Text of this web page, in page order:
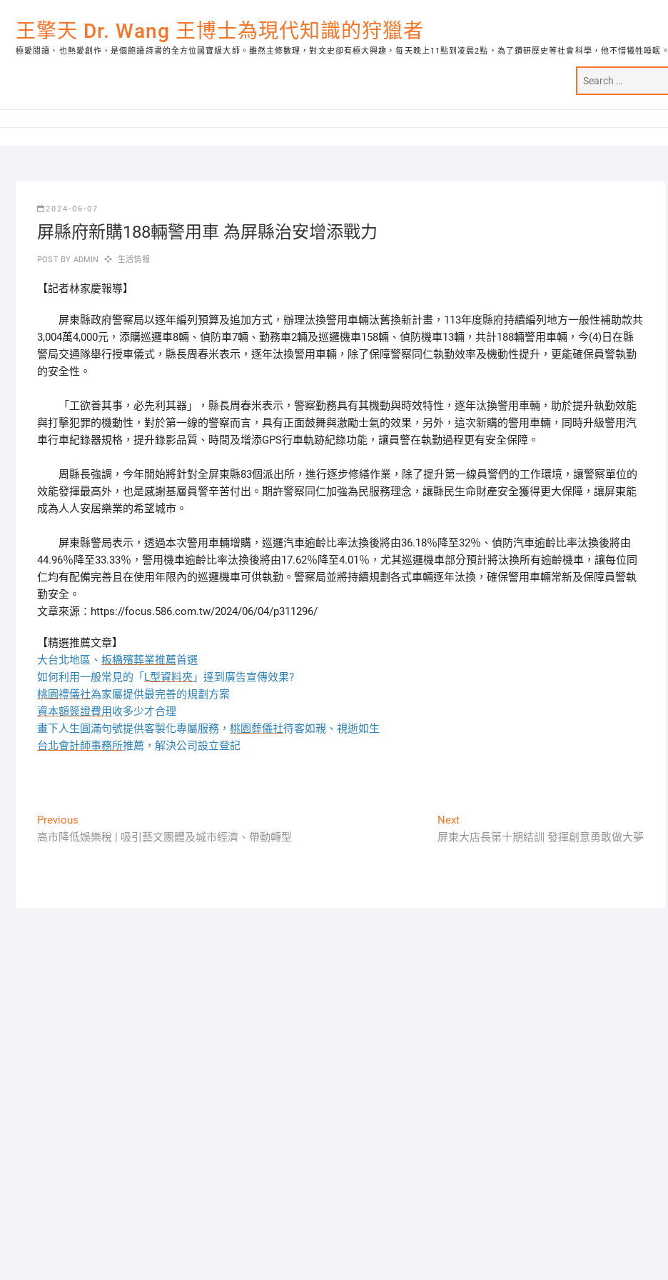
content王擎天 Dr. Wang 王博士為現代知識的狩獵者
極愛閱讀、也熱愛創作，是個飽讀詩書的全方位國寶級大師。雖然主修數理，對文史卻有極大興趣，每天晚上11點到凌晨2點，為了鑽研歷史等社會科學，他不惜犧牲睡眠。
2024-06-07
屏縣府新購188輛警用車 為屏縣治安增添戰力
POST BY ADMIN 生活情報
【記者林家慶報導】
屏東縣政府警察局以逐年編列預算及追加方式，辦理汰換警用車輛汰舊換新計畫，113年度縣府持續編列地方一般性補助款共
3,004萬4,000元，添購巡邏車8輛、偵防車7輛、勤務車2輛及巡邏機車158輛、偵防機車13輛，共計188輛警用車輛，今(4)日在縣
警局交通隊舉行授車儀式，縣長周春米表示，逐年汰換警用車輛，除了保障警察同仁執勤效率及機動性提升，更能確保員警執勤
的安全性。
「工欲善其事，必先利其器」，縣長周春米表示，警察勤務具有其機動與時效特性，逐年汰換警用車輛，助於提升執勤效能
與打擊犯罪的機動性，對於第一線的警察而言，具有正面鼓舞與激勵士氣的效果，另外，這次新購的警用車輛，同時升級警用汽
車行車紀錄器規格，提升錄影品質、時間及增添GPS行車軌跡紀錄功能，讓員警在執勤過程更有安全保障。
周縣長強調，今年開始將針對全屏東縣83個派出所，進行逐步修繕作業，除了提升第一線員警們的工作環境，讓警察單位的
效能發揮最高外，也是感謝基層員警辛苦付出。期許警察同仁加強為民服務理念，讓縣民生命財產安全獲得更大保障，讓屏東能
成為人人安居樂業的希望城市。
屏東縣警局表示，透過本次警用車輛增購，巡邏汽車逾齡比率汰換後將由36.18％降至32％、偵防汽車逾齡比率汰換後將由
44.96％降至33.33％，警用機車逾齡比率汰換後將由17.62％降至4.01％，尤其巡邏機車部分預計將汰換所有逾齡機車，讓每位同
仁均有配備完善且在使用年限內的巡邏機車可供執勤。警察局並將持續規劃各式車輛逐年汰換，確保警用車輛常新及保障員警執
勤安全。
文章來源：https://focus.586.com.tw/2024/06/04/p311296/
【精選推薦文章】
大台北地區、 板橋殯葬業推薦首選
如何利用一般常見的「 L型資料夾 」達到廣告宣傳效果?
桃園禮儀社為家屬提供最完善的規劃方案
資本額簽證費用收多少才合理
畫下人生圓滿句號提供客製化專屬服務， 桃園葬儀社待客如親、視逝如生
台北會計師事務所推薦，解決公司設立登記
文
章
Previous
post:
高市降低娛樂稅 | 吸引藝文團體及城市經濟、帶動轉型
NextNext
post:
屏東大店長第十期結訓 發揮創意勇敢做大夢